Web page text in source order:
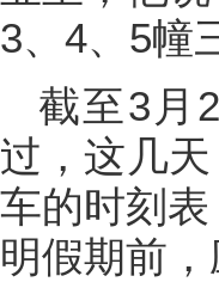
3、4、5幢
截至3月
过，这几
车的时刻
明假期前